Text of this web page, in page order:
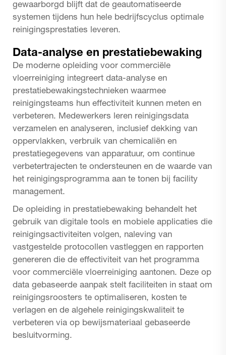
gewaarborgd blijft dat de geautomatiseerde
systemen tijdens hun hele bedrijfscyclus optimale
reinigingsprestaties leveren.
Data-analyse en prestatiebewaking
De moderne opleiding voor commerciële
vloerreiniging integreert data-analyse en
prestatiebewakingstechnieken waarmee
reinigingsteams hun effectiviteit kunnen meten en
verbeteren. Medewerkers leren reinigingsdata
verzamelen en analyseren, inclusief dekking van
oppervlakken, verbruik van chemicaliën en
prestatiegegevens van apparatuur, om continue
verbetertrajecten te ondersteunen en de waarde van
het reinigingsprogramma aan te tonen bij facility
management.
De opleiding in prestatiebewaking behandelt het
gebruik van digitale tools en mobiele applicaties die
reinigingsactiviteiten volgen, naleving van
vastgestelde protocollen vastleggen en rapporten
genereren die de effectiviteit van het programma
voor commerciële vloerreiniging aantonen. Deze op
data gebaseerde aanpak stelt faciliteiten in staat om
reinigingsroosters te optimaliseren, kosten te
verlagen en de algehele reinigingskwaliteit te
verbeteren via op bewijsmateriaal gebaseerde
besluitvorming.